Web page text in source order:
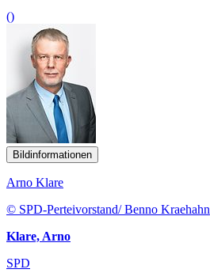
()
Bildinformationen
Arno Klare
© SPD-Perteivorstand/ Benno Kraehahn
Klare, Arno
SPD